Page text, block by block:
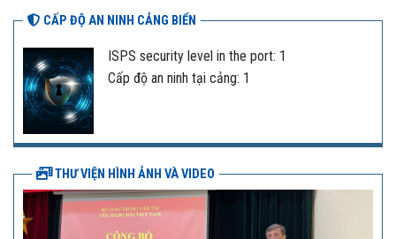
CẤP ĐỘ AN NINH CẢNG BIỂN
ISPS security level in the port: 1
Cấp độ an ninh tại cảng: 1
THƯ VIỆN HÌNH ẢNH VÀ VIDEO